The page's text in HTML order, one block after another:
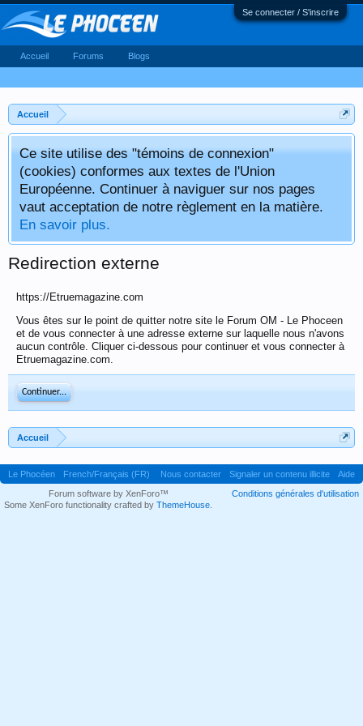
Se connecter / S'inscrire
Accueil
Ce site utilise des "témoins de connexion"
(cookies) conformes aux textes de l'Union
Européenne. Continuer à naviguer sur nos pages
vaut acceptation de notre règlement en la matière.
En savoir plus.
Redirection externe
https://Etruemagazine.com
Vous êtes sur le point de quitter notre site le Forum OM - Le Phoceen
et de vous connecter à une adresse externe sur laquelle nous n'avons
aucun contrôle. Cliquer ci-dessous pour continuer et vous connecter à
Etruemagazine.com.
Continuer...
Accueil
Accueil Forums Blogs
Le Phocéen French/Français (FR) Nous contacter Signaler un contenu illicite
Aide
Conditions générales d'utilisation
Forum software by XenForo™
Some XenForo functionality crafted by ThemeHouse